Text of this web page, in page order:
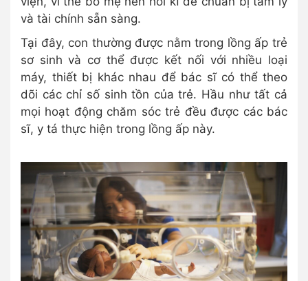
và tài chính sẵn sàng.
Tại đây, con thường được nằm trong lồng ấp trẻ
sơ sinh và cơ thể được kết nối với nhiều loại
máy, thiết bị khác nhau để bác sĩ có thể theo
dõi các chỉ số sinh tồn của trẻ. Hầu như tất cả
mọi hoạt động chăm sóc trẻ đều được các bác
sĩ, y tá thực hiện trong lồng ấp này.